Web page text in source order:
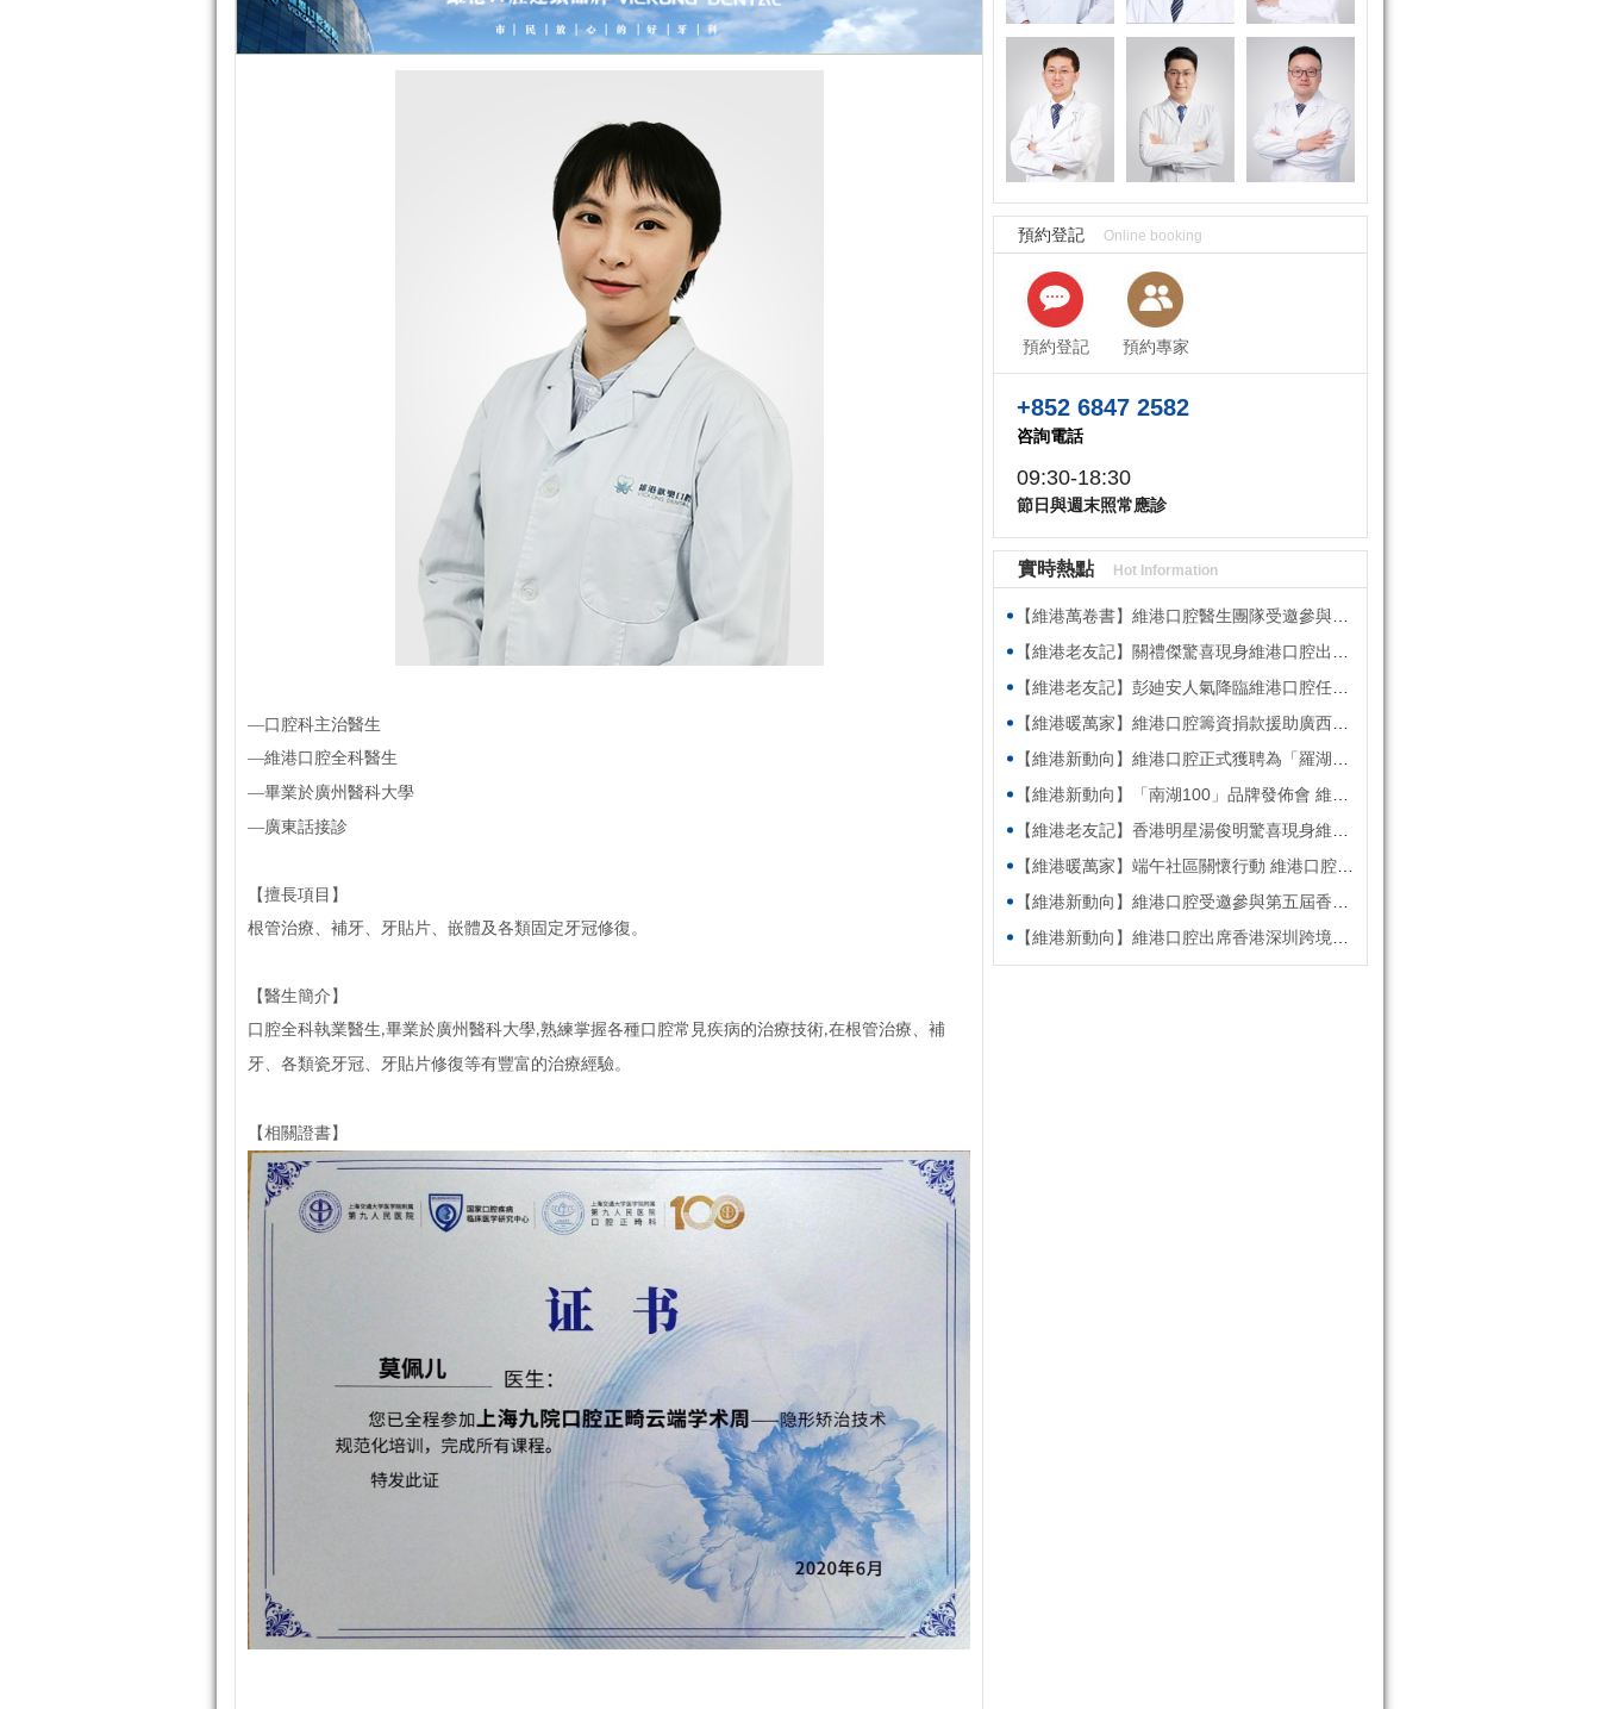
—口腔科主治醫生
—維港口腔全科醫生
—畢業於廣州醫科大學
—廣東話接診
【擅長項目 】
根管治療、補牙、牙貼片、嵌體及各類固定牙冠修復。
【醫生簡介 】
口腔全科執業醫生,畢業於廣州醫科大學,熟練掌握各種口腔常見疾病的治療技術,在根管治療、補
牙、各類瓷牙冠、牙貼片修復等有豐富的治療經驗。
【相關證書】
預約登記 Online booking
預約登記 預約專家
+852 6847 2582
咨詢電話
09:30-18:30
節日與週末照常應診
實時熱點 Hot Information
【維港萬卷書】維港口腔醫生團隊受邀參與美國登士柏西諾德專題研討 聚焦無牙頜種植修復前沿策略
【維港老友記】關禮傑驚喜現身維港口腔出任明星一日CEO 即場演繹同分享經驗！
【維港老友記】彭廸安人氣降臨維港口腔任明星一日店長 勁歌熱舞快閃表演點燃全場！
【維港暖萬家】維港口腔籌資捐款援助廣西洪澇災區 攜手香港廣西南寧同鄉會共獻愛心
【維港新動向】維港口腔正式獲聘為「羅湖區社會醫療機構行業協會監事單位」
【維港新動向】「南湖100」品牌發佈會 維港口腔獲評「突出貢獻企業」殊榮
【維港老友記】香港明星湯俊明驚喜現身維港口腔 擔任明星一日店長！
【維港暖萬家】端午社區關懷行動 維港口腔始創人親臨社區慰問
【維港新動向】維港口腔受邀參與第五屆香港潮州節 共促潮州文化傳承
【維港新動向】維港口腔出席香港深圳跨境學童港校通活動 助力搭建深港兩地家庭溝通「橋樑」